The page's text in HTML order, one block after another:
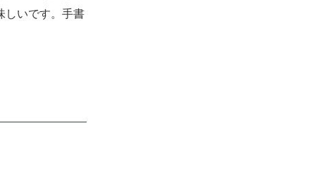
しいです。手書